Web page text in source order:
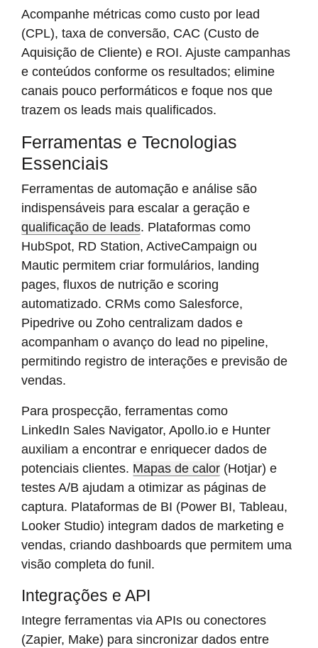
Acompanhe métricas como custo por lead
(CPL), taxa de conversão, CAC (Custo de
Aquisição de Cliente) e ROI. Ajuste campanhas
e conteúdos conforme os resultados; elimine
canais pouco performáticos e foque nos que
trazem os leads mais qualificados.
Ferramentas e Tecnologias
Essenciais
Ferramentas de automação e análise são
indispensáveis para escalar a geração e
qualificação de leads. Plataformas como
HubSpot, RD Station, ActiveCampaign ou
Mautic permitem criar formulários, landing
pages, fluxos de nutrição e scoring
automatizado. CRMs como Salesforce,
Pipedrive ou Zoho centralizam dados e
acompanham o avanço do lead no pipeline,
permitindo registro de interações e previsão de
vendas.
Para prospecção, ferramentas como
LinkedIn Sales Navigator, Apollo.io e Hunter
auxiliam a encontrar e enriquecer dados de
potenciais clientes. Mapas de calor (Hotjar) e
testes A/B ajudam a otimizar as páginas de
captura. Plataformas de BI (Power BI, Tableau,
Looker Studio) integram dados de marketing e
vendas, criando dashboards que permitem uma
visão completa do funil.
Integrações e API
Integre ferramentas via APIs ou conectores
(Zapier, Make) para sincronizar dados entre